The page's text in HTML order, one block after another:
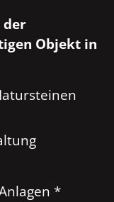
der
Objekt in
*